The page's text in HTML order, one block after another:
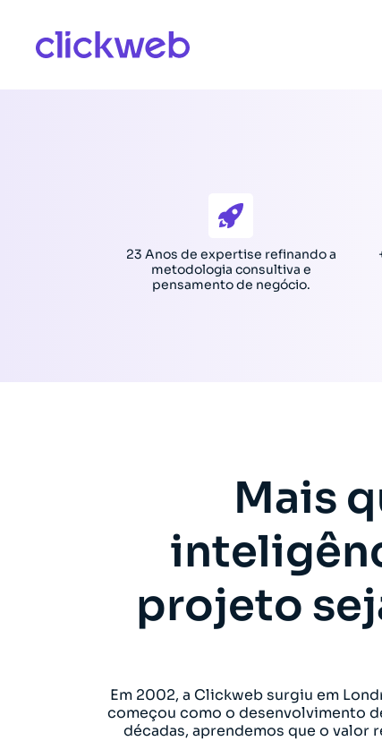
23 Anos de expertise refinando a
metodologia consultiva e
pensamento de negócio.
Mais
projeto
Em 2002, a Clickweb surgiu em
começou como o desenvolvimento
décadas, aprendemos que o valor